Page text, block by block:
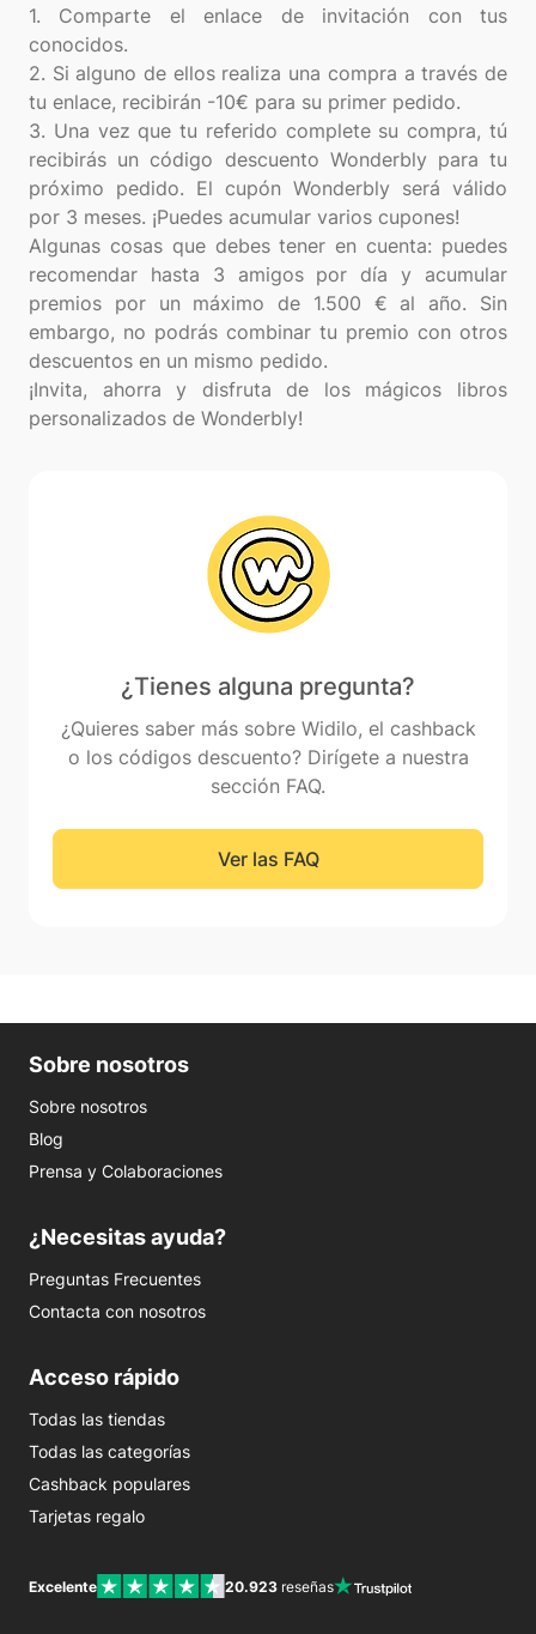
1. Comparte el enlace de invitación con tus
conocidos.
2. Si alguno de ellos realiza una compra a través de
tu enlace, recibirán -10€ para su primer pedido.
3. Una vez que tu referido complete su compra, tú
recibirás un código descuento Wonderbly para tu
próximo pedido. El cupón Wonderbly será válido
por 3 meses. ¡Puedes acumular varios cupones!
Algunas cosas que debes tener en cuenta: puedes
recomendar hasta 3 amigos por día y acumular
premios por un máximo de 1.500 € al año. Sin
embargo, no podrás combinar tu premio con otros
descuentos en un mismo pedido.
¡Invita, ahorra y disfruta de los mágicos libros
¿Tienes alguna pregunta?
¿Quieres saber más sobre Widilo, el cashback
o los códigos descuento? Dirígete a nuestra
sección FAQ.
Ver las FAQ
Sobre nosotros
Sobre nosotros
Blog
Prensa y Colaboraciones
¿Necesitas ayuda?
Preguntas Frecuentes
Contacta con nosotros
Acceso rápido
Todas las tiendas
Todas las categorías
Cashback populares
Tarjetas regalo
Excelente 20.923 reseñas